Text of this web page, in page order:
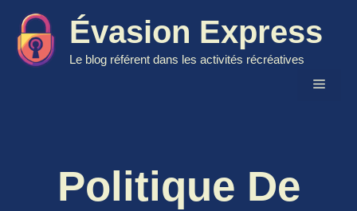
contenu
Évasion Express
Le blog référent dans les activités récréatives
Menu
Politique De